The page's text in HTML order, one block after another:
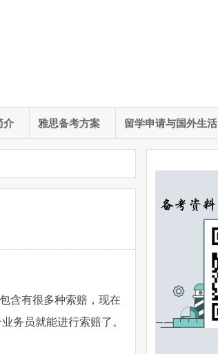
介 雅思备考方案 留学申请与国外生活
含有很多种索赔，现在
务员就能进行索赔了。